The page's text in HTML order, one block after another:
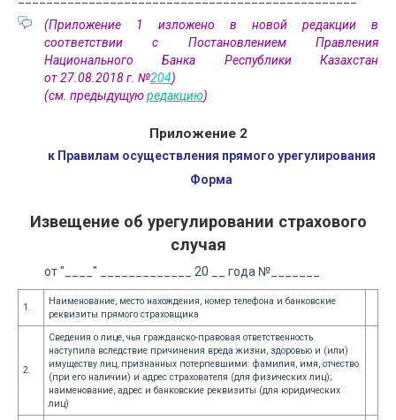
(Приложение 1 изложено в новой редакции в
соответствии с Постановлением Правления
Национального Банка Республики Казахстан
от 27.08.2018 г. №204)
(см. предыдущуюредакцию)
Приложение 2
к Правилам осуществления прямого урегулирования
Форма
Извещение об урегулировании страхового
случая
от "____" _____________ 20 __ года №_______
1.
Наименование, место нахождения, номер телефона и банковские
реквизиты прямого страховщика
2.
Сведения о лице, чья гражданско-правовая ответственность
наступила вследствие причинения вреда жизни, здоровью и (или)
имуществу лиц, признанных потерпевшими: фамилия, имя, отчество
(при его наличии) и адрес страхователя (для физических лиц);
наименование, адрес и банковские реквизиты (для юридических
лиц)